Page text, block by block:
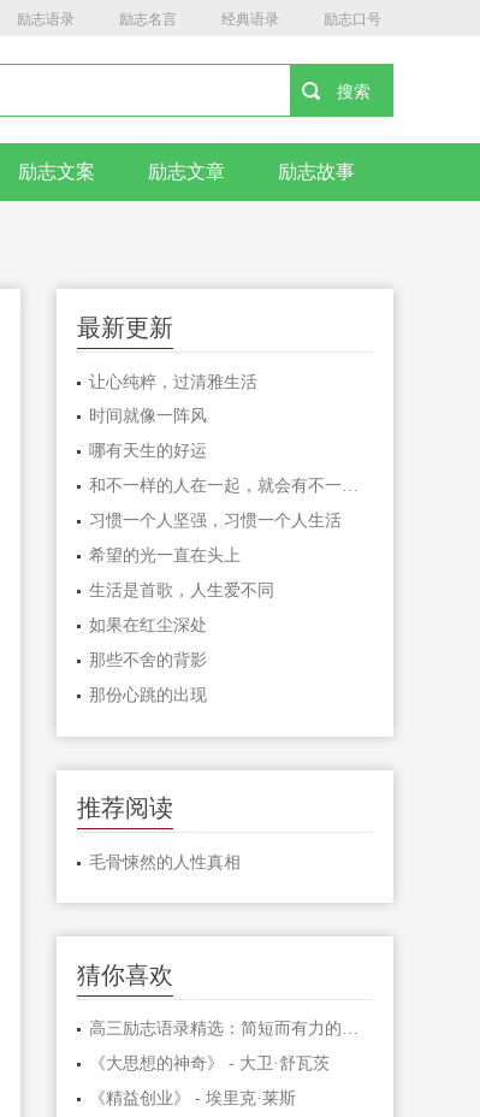
励志语录 励志名言 经典语录 励志口号
励志文案 励志文章 励志故事
最新更新
让心纯粹，过清雅生活
时间就像一阵风
哪有天生的好运
和不一样的人在一起，就会有不一样的人生
习惯一个人坚强，习惯一个人生活
希望的光一直在头上
生活是首歌，人生爱不同
如果在红尘深处
那些不舍的背影
那份心跳的出现
推荐阅读
毛骨悚然的人性真相
猜你喜欢
高三励志语录精选：简短而有力的激励句子
《大思想的神奇》 - 大卫·舒瓦茨
《精益创业》 - 埃里克·莱斯